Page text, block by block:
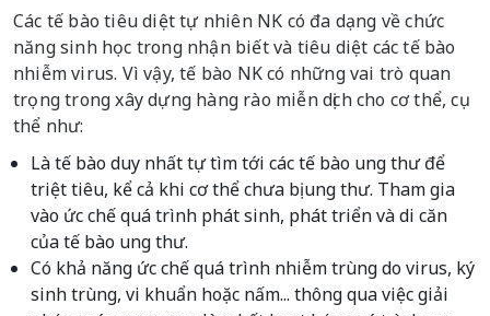
Các tế bào tiêu diệt tự nhiên NK có đa dạng về chức
năng sinh học trong nhận biết và tiêu diệt các tế bào
nhiễm virus. Vì vậy, tế bào NK có những vai trò quan
trọng trong xây dựng hàng rào miễn dịch cho cơ thể, cụ
thể như:
Là tế bào duy nhất tự tìm tới các tế bào ung thư để
triệt tiêu, kể cả khi cơ thể chưa bị ung thư. Tham gia
vào ức chế quá trình phát sinh, phát triển và di căn
của tế bào ung thư.
Có khả năng ức chế quá trình nhiễm trùng do virus, ký
sinh trùng, vi khuẩn hoặc nấm... thông qua việc giải